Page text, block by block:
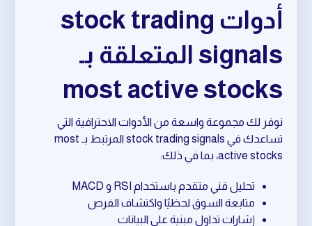
أدوات stock trading
signals المتعلقة بـ
most active stocks
نوفر لك مجموعة واسعة من الأدوات الاحترافية التي
تساعدك في stock trading signals المرتبط بـ most
active stocks، بما في ذلك:
تحليل فني متقدم باستخدام RSI و MACD
متابعة السوق لحظيًا واكتشاف الفرص
إشارات تداول مبنية على البيانات